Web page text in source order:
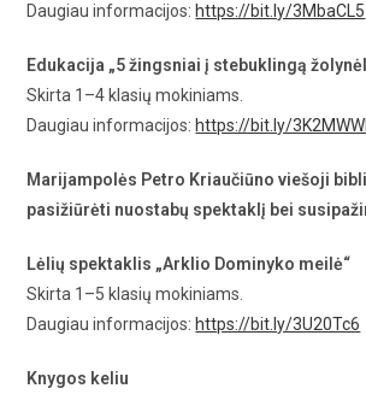
Daugiau informacijos: https://bit.ly/3MbaCL5
Edukacija „5 žingsniai į stebuklingą
Skirta 1–4 klasių mokiniams.
Daugiau informacijos: https://bit.ly/
Marijampolės Petro Kriaučiūno viešoji
pasižiūrėti nuostabų spektaklį bei
Lėlių spektaklis „Arklio Dominyko meilė“
Skirta 1–5 klasių mokiniams.
Daugiau informacijos: https://bit.ly/3U20Tc6
Knygos keliu